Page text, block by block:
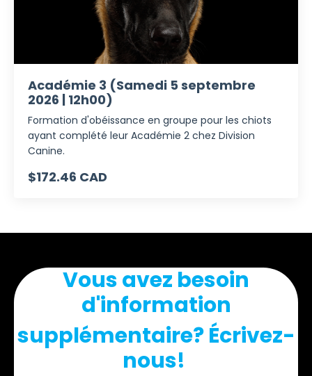
Académie 3 (Samedi 5 septembre
2026 | 12h00)
Formation d'obéissance en groupe pour les chiots
ayant complété leur Académie 2 chez Division
Canine.
$172.46 CAD
Vous avez besoin
d'information
supplémentaire? Écrivez-
nous!